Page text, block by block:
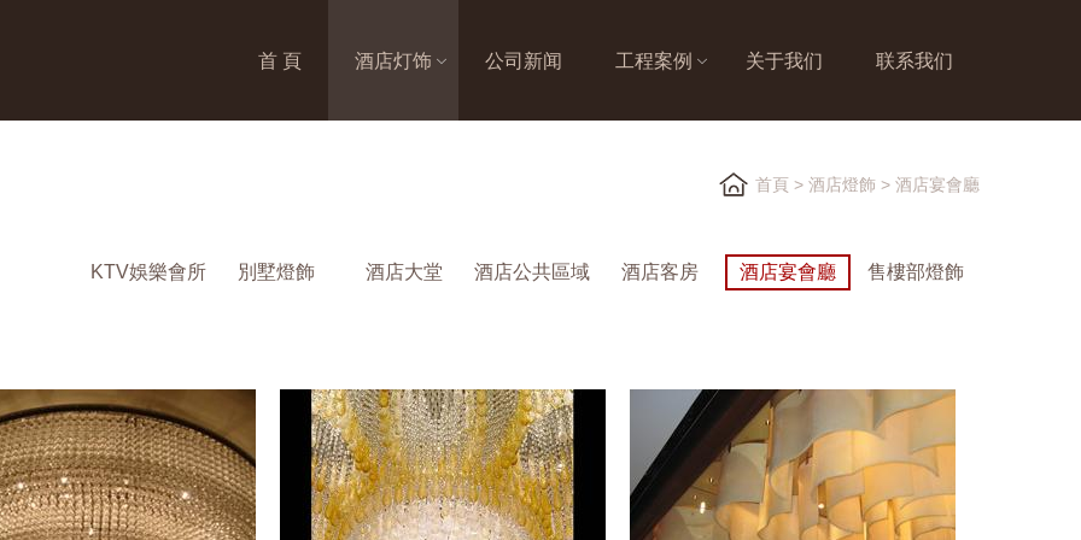
首 頁 酒店灯饰 公司新闻 工程案例 关于我们 联系我们
首頁 > 酒店燈飾 > 酒店宴會廳
KTV娛樂會所 別墅燈飾 酒店大堂 酒店公共區域 酒店客房 酒店宴會廳 售樓部燈飾